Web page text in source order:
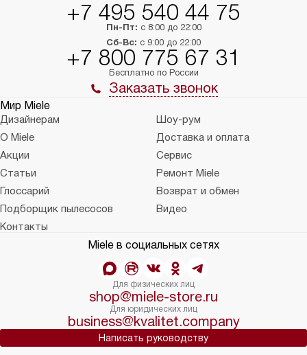
+7 495 540 44 75
Пн-Пт: с 8:00 до 22:00
Сб-Вс: с 9:00 до 22:00
+7 800 775 67 31
Бесплатно по России
Заказать звонок
Мир Miele
Дизайнерам
Шоу-рум
О Miele
Доставка и оплата
Акции
Сервис
Статьи
Ремонт Miele
Глоссарий
Возврат и обмен
Подборщик пылесосов
Видео
Контакты
Miele в социальных сетях
Для физических лиц
shop@miele-store.ru
Для юридических лиц
business@kvalitet.company
Написать руководству